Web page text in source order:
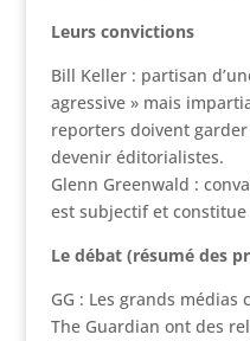
Leurs convictions
Bill Keller : partisan
agressive » mais
reporters doivent
devenir éditorialistes.
Glenn Greenwald :
est subjectif et constitue
Le débat (résumé des
GG : Les grands médias
The Guardian ont des